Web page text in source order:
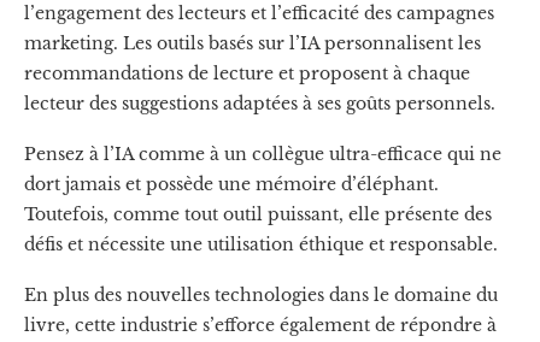
l’engagement des lecteurs et l’efficacité des campagnes
marketing. Les outils basés sur l’IA personnalisent les
recommandations de lecture et proposent à chaque
lecteur des suggestions adaptées à ses goûts personnels.
Pensez à l’IA comme à un collègue ultra-efficace qui ne
dort jamais et possède une mémoire d’éléphant.
Toutefois, comme tout outil puissant, elle présente des
défis et nécessite une utilisation éthique et responsable.
En plus des nouvelles technologies dans le domaine du
livre, cette industrie s’efforce également de répondre à